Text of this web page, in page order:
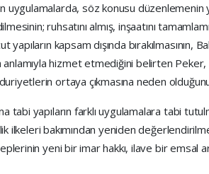
uygulamalarda, söz konusu düzenlemenin
ruhsatını almış, inşaatını
kapsam dışında bırakılmasının,
hizmet etmediğini belirten Peker,
ortaya çıkmasına neden
tabi yapıların farklı uygulamalara tabi
ilkeleri bakımından yeniden
yeni bir imar hakkı, ilave bir emsal